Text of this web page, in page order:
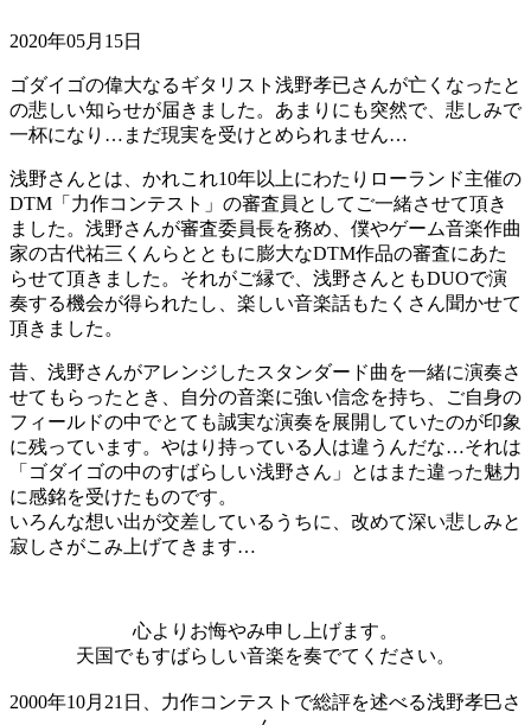
2020年05月15日
ゴダイゴの偉大なるギタリスト浅野孝已さんが亡くなったと
の悲しい知らせが届きました。あまりにも突然で、悲しみで
一杯になり…まだ現実を受けとめられません…
浅野さんとは、かれこれ10年以上にわたりローランド主催の
DTM「力作コンテスト」の審査員としてご一緒させて頂き
ました。浅野さんが審査委員長を務め、僕やゲーム音楽作曲
家の古代祐三くんらとともに膨大なDTM作品の審査にあた
らせて頂きました。それがご縁で、浅野さんともDUOで演
奏する機会が得られたし、楽しい音楽話もたくさん聞かせて
頂きました。
昔、浅野さんがアレンジしたスタンダード曲を一緒に演奏さ
せてもらったとき、自分の音楽に強い信念を持ち、ご自身の
フィールドの中でとても誠実な演奏を展開していたのが印象
に残っています。やはり持っている人は違うんだな…それは
「ゴダイゴの中のすばらしい浅野さん」とはまた違った魅力
に感銘を受けたものです。
いろんな想い出が交差しているうちに、改めて深い悲しみと
寂しさがこみ上げてきます…
心よりお悔やみ申し上げます。
天国でもすばらしい音楽を奏でてください。
2000年10月21日、力作コンテストで総評を述べる浅野孝巳さ